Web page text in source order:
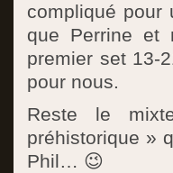
compliqué
que Perrine et
premier set 13-
pour nous.
Reste le
préhistorique »
Phil… 😉